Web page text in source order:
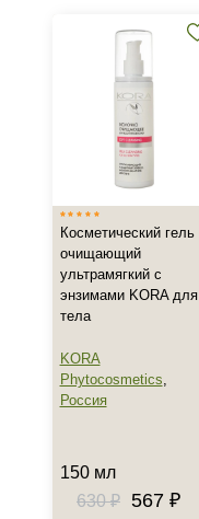
KORA Phytocosmetics
Medic Control Peel
Тип товара
Гель
Пенка
Домашняя
Профессиональная
Все типы кожи
Косметический гель
очищающий
ультрамягкий с
энзимами KORA для
тела
KORA
Phytocosmetics,
Россия
150 мл
630 ₽ 567 ₽